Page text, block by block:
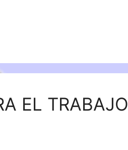
EL TRABAJO